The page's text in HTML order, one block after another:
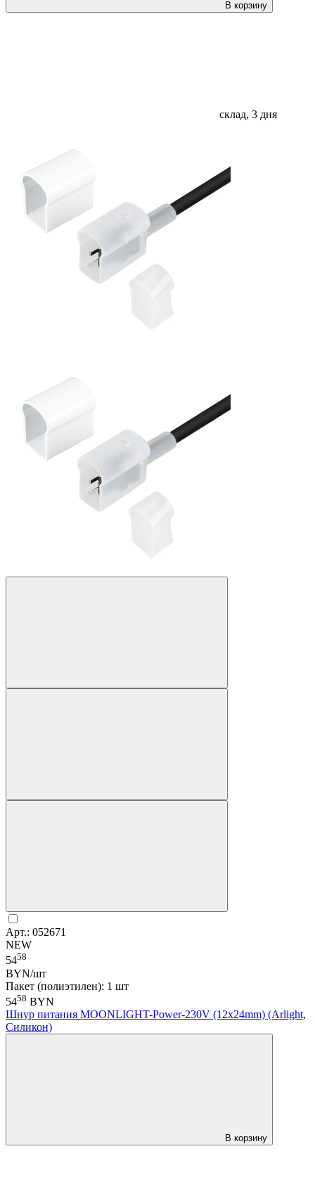
В корзину
склад, 3 дня
Арт.: 052671
NEW
5458
BYN/шт
Пакет (полиэтилен): 1 шт
5458 BYN
Шнур питания MOONLIGHT-Power-230V (12x24mm) (Arlight,
Силикон)
В корзину